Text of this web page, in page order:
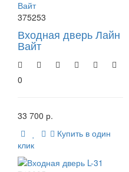
375253
Входная дверь Лайн
Вайт
0
33 700 р.
Купить в один
клик